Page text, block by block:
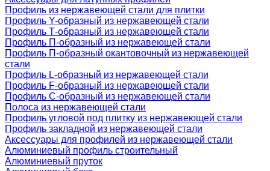
Профиль из нержавеющей стали для плитки
Профиль Y-образный из нержавеющей стали
Профиль Т-образный из нержавеющей стали
Профиль П-образный из нержавеющей стали
Профиль П-образный окантовочный из нержавеющей
стали
Профиль L-образный из нержавеющей стали
Профиль F-образный из нержавеющей стали
Профиль C-образный из нержавеющей стали
Полоса из нержавеющей стали
Профиль угловой под плитку из нержавеющей стали
Профиль закладной из нержавеющей стали
Аксессуары для профилей из нержавеющей стали
Алюминиевый профиль строительный
Алюминиевый пруток